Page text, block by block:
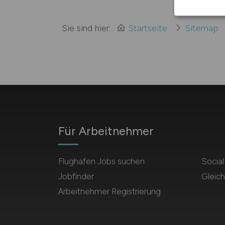
Sie sind hier: Startseite Sitemap
Für Arbeitnehmer
Flughafen Jobs suchen
Jobfinder
Arbeitnehmer Registrierung